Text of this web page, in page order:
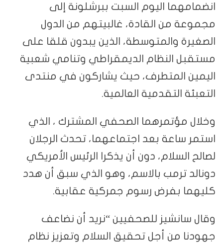
انضمامهما اليوم السبت ببرشلونة إلى
مجموعة من القادة، غالبيتهم من الدول
الصغيرة والمتوسطة، الذين يبدون قلقا على
مستقبل النظام الديمقراطي وتنامي شعبية
اليمين المتطرف، حيث يشاركون في منتدى
التعبئة التقدمية العالمية.
وخلال مؤتمرهما الصحفي المشترك ، الذي
استمر ساعة بعد اجتماعهما، تحدث الرجلان
لصالح السلام، دون أن يذكرا الرئيس الأمريكي
دونالد ترمب بالاسم، وهو الذي سبق أن هدد
كليهما بفرض رسوم جمركية عقابية.
وقال سانشيز للصحفيين “نريد أن نضاعف
جهودنا من أجل تحقيق السلام وتعزيز نظام